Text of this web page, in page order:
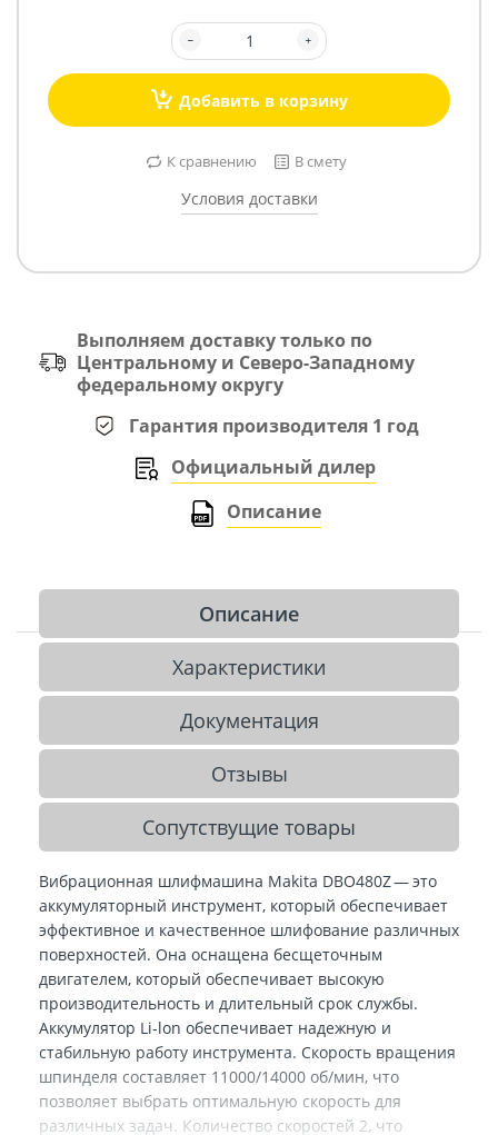
Добавить в корзину
К сравнению В смету
Условия доставки
Выполняем доставку только по
Центральному и Северо-Западному
федеральному округу
Гарантия производителя 1 год
Официальный дилер
Описание
Описание
Характеристики
Документация
Отзывы
Сопутствущие товары
Вибрационная шлифмашина Makita DBO480Z — это
аккумуляторный инструмент, который обеспечивает
эффективное и качественное шлифование различных
поверхностей. Она оснащена бесщеточным
двигателем, который обеспечивает высокую
производительность и длительный срок службы.
Аккумулятор Li-lon обеспечивает надежную и
стабильную работу инструмента. Скорость вращения
шпинделя составляет 11000/14000 об/мин, что
позволяет выбрать оптимальную скорость для
различных задач. Количество скоростей 2, что